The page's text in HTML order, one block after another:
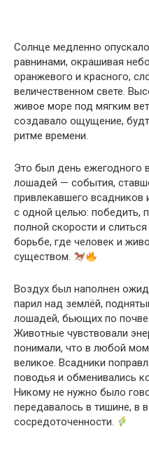
Солнце медленно
равнинами, окрашивая
оранжевого и красного,
величественном свете.
живое море под мягким
создавалo ощущение,
ритме времени.
Это был день ежегодного
лошадей — события,
привлекавшего всадников
с одной целью: победить,
полной скорости и
борьбе, где человек и
существом.
Воздух был наполнен
парил над землёй,
лошадей, бьющих по
Животные чувствовали
понимали, что в любой
великое. Всадники
поводья и обменивались
Никому не нужно было
передавалось в тишине, в
сосредоточенности.